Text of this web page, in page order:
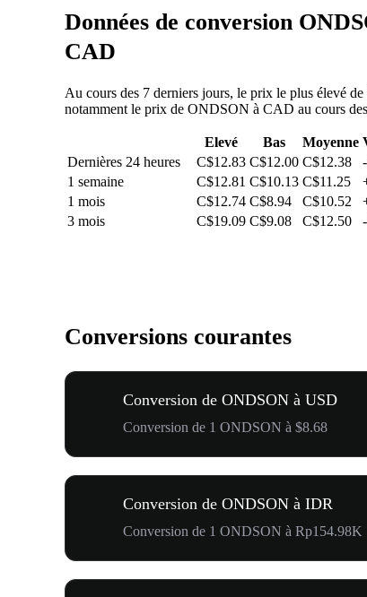
Données de conversion
CAD
Au cours des 7 derniers jours, le prix le plus élevé
notamment le prix de ONDSON à CAD au cours
Elevé Bas Moyenne
Dernières 24 heures
C$12.83 C$12.00 C$12.38
1 semaine
C$12.81 C$10.13 C$11.25
1 mois
C$12.74 C$8.94 C$10.52
3 mois
C$19.09 C$9.08 C$12.50
Conversions courantes
Conversion de ONDSON à USD
Conversion de 1 ONDSON à $8.68
Conversion de ONDSON à IDR
Conversion de 1 ONDSON à Rp154.98K